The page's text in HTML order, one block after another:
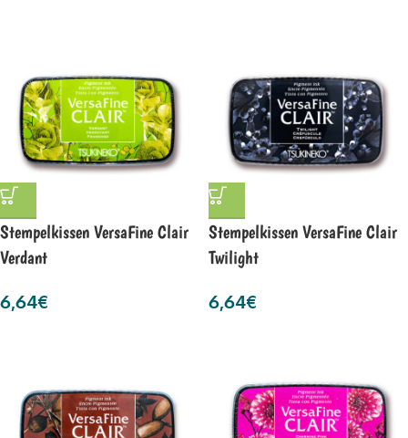
Stempelkissen VersaFine Clair
Verdant
6,64€
Stempelkissen VersaFine Clair
Twilight
6,64€